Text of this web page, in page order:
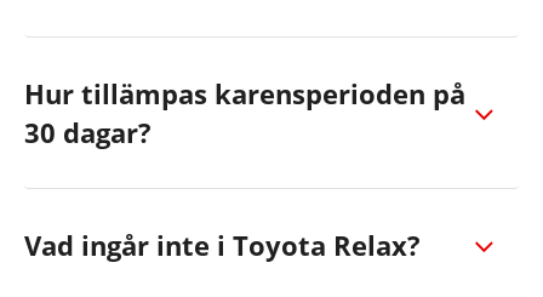
Hur tillämpas karensperioden på
30 dagar?
Vad ingår inte i Toyota Relax?